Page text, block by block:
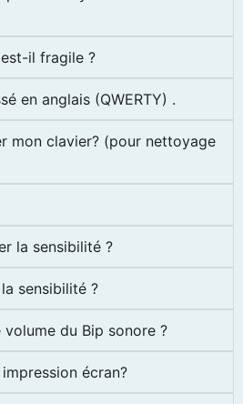
il fragile ?
en anglais (QWERTY) .
mon clavier? (pour nettoyage
la sensibilité ?
sensibilité ?
du Bip sonore ?
écran?